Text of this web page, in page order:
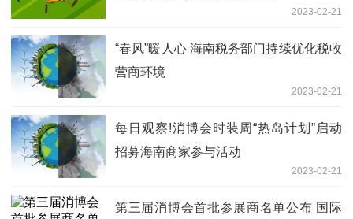
2023-02-21
“春风”暖人心 海南税务部门持续优化税收
营商环境
2023-02-21
每日观察!消博会时装周“热岛计划”启动
招募海南商家参与活动
2023-02-21
第三届消博会首批参展商名单公布 国际